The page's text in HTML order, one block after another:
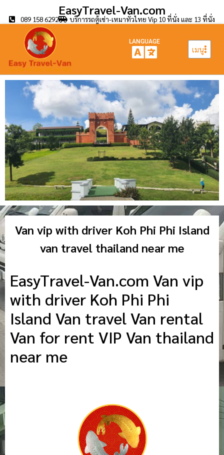
EasyTravel-Van.com
089 158 6292 บริการรถตู้เช่า-เหมาทั่วไทย Vip 10 ที่นั่ง และ 13 ที่นั่ง
เมนู
LANGUAGE
Van vip with driver Koh Phi Phi Island
van travel thailand near me
EasyTravel-Van.com Van vip
with driver Koh Phi Phi
Island Van travel Van rental
Van for rent VIP Van thailand
near me